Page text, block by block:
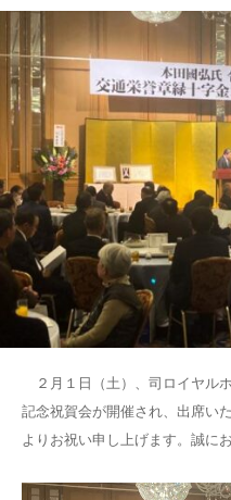
２月１日（土）、司ロイヤル
記念祝賀会が開催され、出席い
よりお祝い申し上げます。誠に